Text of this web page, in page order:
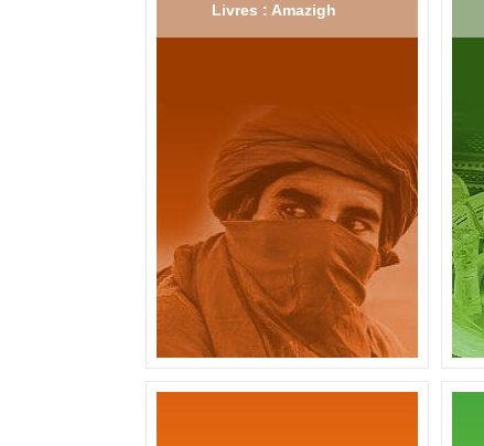
Livres : Amazigh